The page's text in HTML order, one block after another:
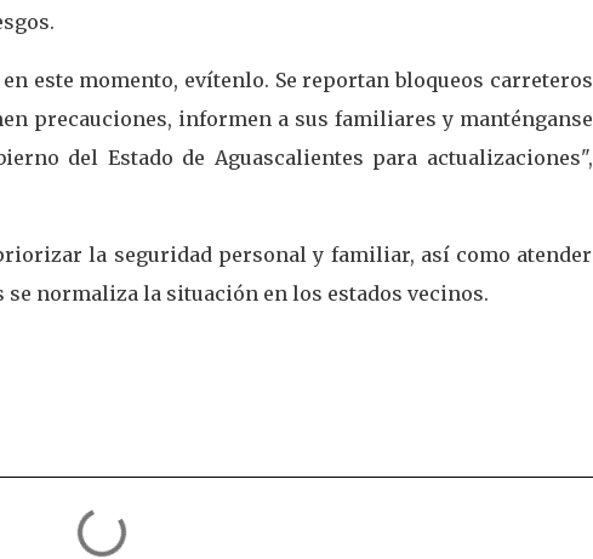
este momento, evítenlo. Se reportan bloqueos carreteros
precauciones, informen a sus familiares y manténganse
del Estado de Aguascalientes para actualizaciones",
la seguridad personal y familiar, así como atender
normaliza la situación en los estados vecinos.